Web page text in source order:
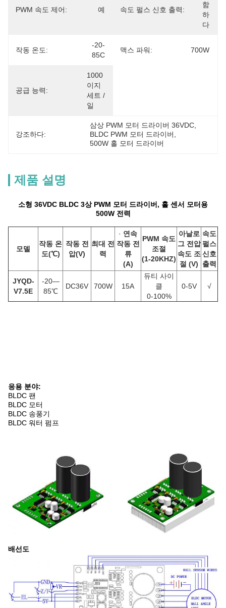
PWM 속도 제어: 예 속도 펄스 신호 출력:
함
하
다
작동 온도:
-20-
85C
맥스 파워: 700W
공급 능력:
1000
이지
세트 /
일
강조하다:
삼상 PWM 모터 드라이버 36VDC
BLDC PWM 모터 드라이버
500W 홀 모터 드라이버
제품 설명
소형 36VDC BLDC 3상 PWM 모터 드라이버, 홀 센서 모터용
500W 전력
모델
작동 온
도(℃)
작동 전
압(V)
최대 전
력
· 연속
작동 전
류
(A)
PWM 속도
조절
(1-20KHZ)
아날로
그 전압
속도 조
절 (V)
속도
펄스
신호
출력
JYQD-
V7.5E
-20—
85℃
DC36V 700W 15A
듀티 사이
클
0-100%
0-5V √
응용 분야:
BLDC 팬
BLDC 모터
BLDC 송풍기
BLDC 워터 펌프
배선도